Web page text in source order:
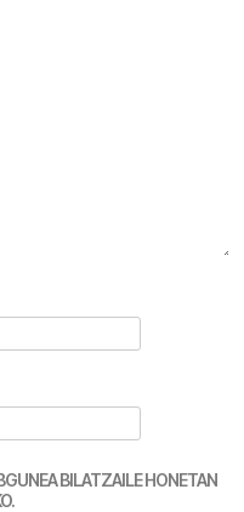
BILATZAILE HONETAN